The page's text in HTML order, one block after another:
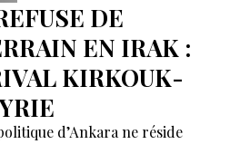
DE
EN IRAK :
KIRKOUK-
d’Ankara ne réside